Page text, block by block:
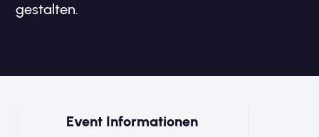
gestalten.
Event Informationen